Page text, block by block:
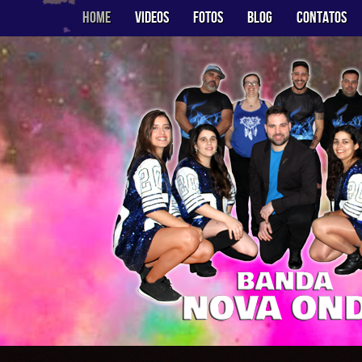
Home Videos Fotos Blog Contatos